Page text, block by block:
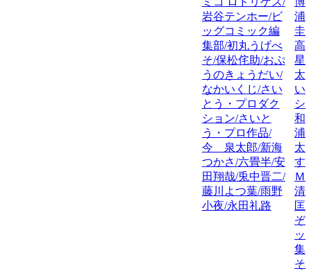
岩谷テンホー/ビ
ッグコミック編
集部/初丸うげべ
そ/保松侘助/おぷ
うのきょうだい/
なかいくじ/さい
とう・プロダク
ション/さいと
う・プロ作品/
今 泉太郎/新海
つかさ/六畳半/安
田翔哉/兎中晋二/
藤川よつ葉/雨野
小夜/永田礼路
浦
圭/
高
星/
太
い
シ
和
浦
太
す
Ｍ
清
匡
ぞ
ッ
集
そ